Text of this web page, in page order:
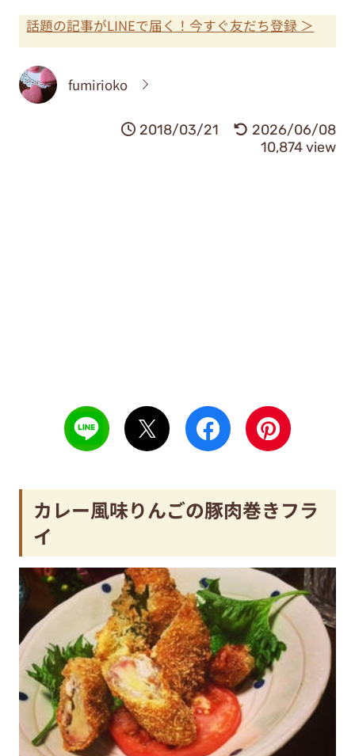
話題の記事がLINEで届く！今すぐ友だち登録 ＞
fumirioko
2018/03/21
2026/06/08
10,874 view
カレー風味りんごの豚肉巻きフラ
イ